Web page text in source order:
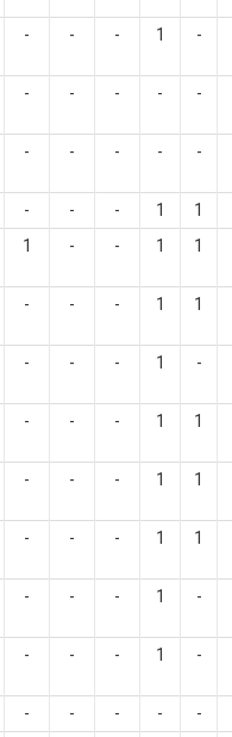
- - - 1 -
- - - - -
- - - - -
- - - 1
1
1 - - 1 1
- - - 1 1
- - - 1 -
- - - 1 1
- - - 1 1
- - - 1 1
- - - 1 -
- - - 1 -
- - - -
-